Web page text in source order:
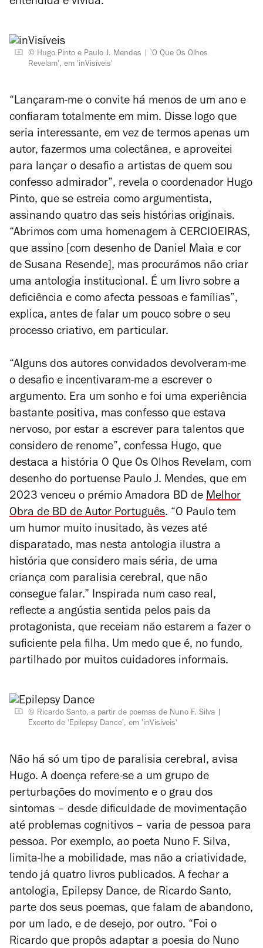
entendida e vivida.
© Hugo Pinto e Paulo J. Mendes
'O Que Os Olhos
Revelam', em 'inVisíveis'
“Lançaram-me o convite há menos de um ano e
confiaram totalmente em mim. Disse logo que
seria interessante, em vez de termos apenas um
autor, fazermos uma colectânea, e aproveitei
para lançar o desafio a artistas de quem sou
confesso admirador”, revela o coordenador Hugo
Pinto, que se estreia como argumentista,
assinando quatro das seis histórias originais.
“Abrimos com uma homenagem à CERCIOEIRAS,
que assino [com desenho de Daniel Maia e cor
de Susana Resende], mas procurámos não criar
uma antologia institucional. É um livro sobre a
deficiência e como afecta pessoas e famílias”,
explica, antes de falar um pouco sobre o seu
processo criativo, em particular.
“Alguns dos autores convidados devolveram-me
o desafio e incentivaram-me a escrever o
argumento. Era um sonho e foi uma experiência
bastante positiva, mas confesso que estava
nervoso, por estar a escrever para talentos que
considero de renome”, confessa Hugo, que
destaca a história O Que Os Olhos Revelam, com
desenho do portuense Paulo J. Mendes, que em
2023 venceu o prémio Amadora BD de Melhor
Obra de BD de Autor Português. “O Paulo tem
um humor muito inusitado, às vezes até
disparatado, mas nesta antologia ilustra a
história que considero mais séria, de uma
criança com paralisia cerebral, que não
consegue falar.” Inspirada num caso real,
reflecte a angústia sentida pelos pais da
protagonista, que receiam não estarem a fazer o
suficiente pela filha. Um medo que é, no fundo,
partilhado por muitos cuidadores informais.
© Ricardo Santo, a partir de poemas de Nuno F. Silva
Excerto de 'Epilepsy Dance', em 'inVisíveis'
Não há só um tipo de paralisia cerebral, avisa
Hugo. A doença refere-se a um grupo de
perturbações do movimento e o grau dos
sintomas – desde dificuldade de movimentação
até problemas cognitivos – varia de pessoa para
pessoa. Por exemplo, ao poeta Nuno F. Silva,
limita-lhe a mobilidade, mas não a criatividade,
tendo já quatro livros publicados. A fechar a
antologia, Epilepsy Dance, de Ricardo Santo,
parte dos seus poemas, que falam de abandono,
por um lado, e de desejo, por outro. “Foi o
Ricardo que propôs adaptar a poesia do Nuno